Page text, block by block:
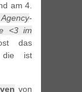
am 4.
-
<3 im
das
ist
von